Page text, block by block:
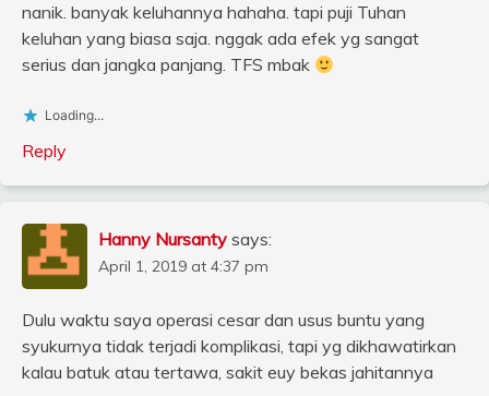
nanik. banyak keluhannya hahaha. tapi puji Tuhan
keluhan yang biasa saja. nggak ada efek yg sangat
serius dan jangka panjang. TFS mbak
Loading...
Reply
Hanny Nursanty says:
April 1, 2019 at 4:37 pm
Dulu waktu saya operasi cesar dan usus buntu yang
syukurnya tidak terjadi komplikasi, tapi yg dikhawatirkan
kalau batuk atau tertawa, sakit euy bekas jahitannya